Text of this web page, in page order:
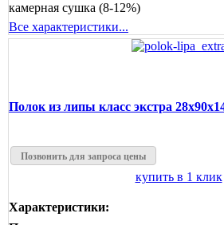
камерная сушка (8-12%)
Все характеристики...
Полок из липы класс экстра
Позвонить для запроса цены
купить в 1 клик
Характеристики: